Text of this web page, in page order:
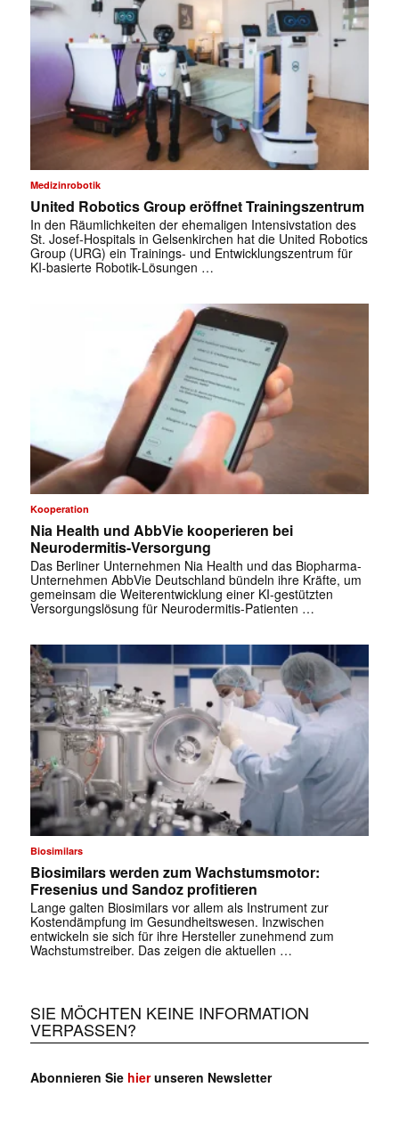
Medizinrobotik
United Robotics Group eröffnet Trainingszentrum
In den Räumlichkeiten der ehemaligen Intensivstation des
St. Josef-Hospitals in Gelsenkirchen hat die United Robotics
Group (URG) ein Trainings- und Entwicklungszentrum für
KI-basierte Robotik-Lösungen …
Kooperation
Nia Health und AbbVie kooperieren bei
Neurodermitis-Versorgung
Das Berliner Unternehmen Nia Health und das Biopharma-
Unternehmen AbbVie Deutschland bündeln ihre Kräfte, um
gemeinsam die Weiterentwicklung einer KI-gestützten
Versorgungslösung für Neurodermitis-Patienten …
Biosimilars
Biosimilars werden zum Wachstumsmotor:
Fresenius und Sandoz profitieren
Lange galten Biosimilars vor allem als Instrument zur
Kostendämpfung im Gesundheitswesen. Inzwischen
entwickeln sie sich für ihre Hersteller zunehmend zum
Wachstumstreiber. Das zeigen die aktuellen …
SIE MÖCHTEN KEINE INFORMATION
VERPASSEN?
Abonnieren Sie hierunseren Newsletter